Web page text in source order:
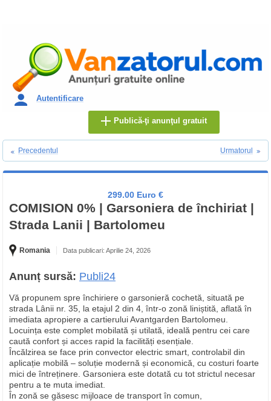
Autentificare
Publică-ţi anunţul gratuit
Precedentul Urmatorul
299.00 Euro €
COMISION 0% | Garsoniera de închiriat |
Strada Lanii | Bartolomeu
Romania Data publicari: Aprilie 24, 2026
Anunț sursă: Publi24
Vă propunem spre închiriere o garsonieră cochetă, situată pe
strada Lânii nr. 35, la etajul 2 din 4, într-o zonă liniștită, aflată în
imediata apropiere a cartierului Avantgarden Bartolomeu.
Locuința este complet mobilată și utilată, ideală pentru cei care
caută confort și acces rapid la facilități esențiale.
Încălzirea se face prin convector electric smart, controlabil din
aplicație mobilă – soluție modernă și economică, cu costuri foarte
mici de întreținere. Garsoniera este dotată cu tot strictul necesar
pentru a te muta imediat.
În zonă se găsesc mijloace de transport în comun,